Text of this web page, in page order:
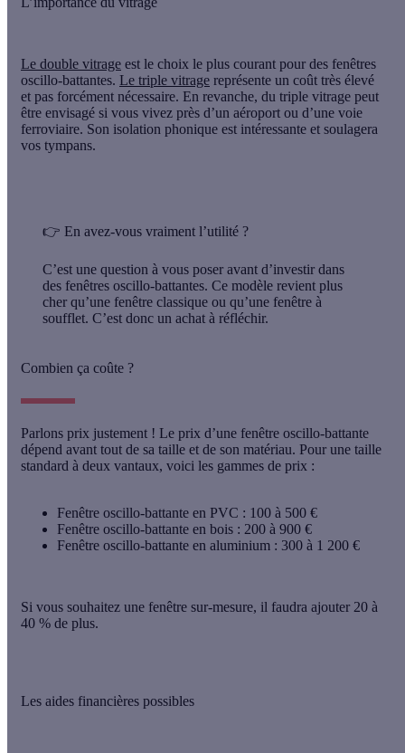
Le double vitrage est le choix le plus courant pour des fenêtres
oscillo-battantes. Le triple vitrage représente un coût très élevé
et pas forcément nécessaire. En revanche, du triple vitrage peut
être envisagé si vous vivez près d’un aéroport ou d’une voie
ferroviaire. Son isolation phonique est intéressante et soulagera
vos tympans.
👉 En avez-vous vraiment l’utilité ?
C’est une question à vous poser avant d’investir dans
des fenêtres oscillo-battantes. Ce modèle revient plus
cher qu’une fenêtre classique ou qu’une fenêtre à
soufflet. C’est donc un achat à réfléchir.
Combien ça coûte ?
Parlons prix justement ! Le prix d’une fenêtre oscillo-battante
dépend avant tout de sa taille et de son matériau. Pour une taille
standard à deux vantaux, voici les gammes de prix :
Fenêtre oscillo-battante en PVC : 100 à 500 €
Fenêtre oscillo-battante en bois : 200 à 900 €
Fenêtre oscillo-battante en aluminium : 300 à 1 200 €
Si vous souhaitez une fenêtre sur-mesure, il faudra ajouter 20 à
40 % de plus.
Les aides financières possibles